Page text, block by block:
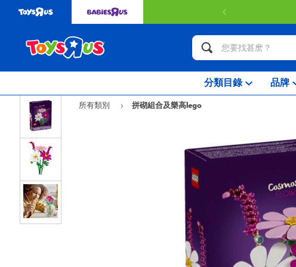
分類目錄 品牌
所有類別
拼砌組合及樂高lego